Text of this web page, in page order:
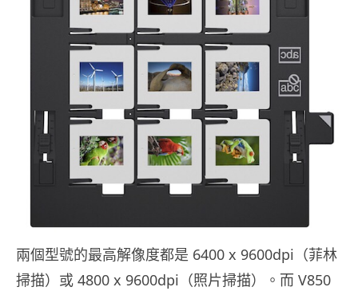
兩個型號的最高解像度都是 6400 x 9600dpi（菲林
掃描）或 4800 x 9600dpi（照片掃描）。而 V850